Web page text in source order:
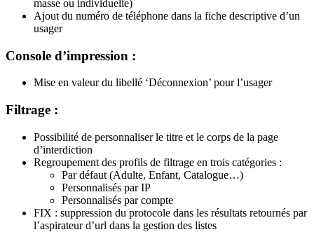
masse ou individuelle)
Ajout du numéro de téléphone dans la fiche descriptive d’un
usager
Console d’impression :
Mise en valeur du libellé ‘Déconnexion’ pour l’usager
Filtrage :
Possibilité de personnaliser le titre et le corps de la page
d’interdiction
Regroupement des profils de filtrage en trois catégories :
Par défaut (Adulte, Enfant, Catalogue…)
Personnalisés par IP
Personnalisés par compte
FIX : suppression du protocole dans les résultats retournés par
l’aspirateur d’url dans la gestion des listes